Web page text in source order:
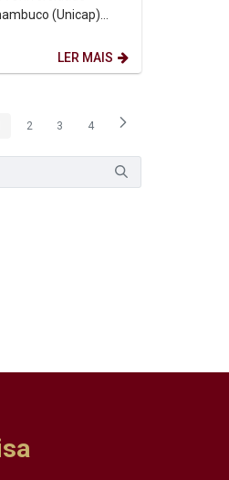
(Unicap)
LER MAIS
Página
2 Página
3 Página
4